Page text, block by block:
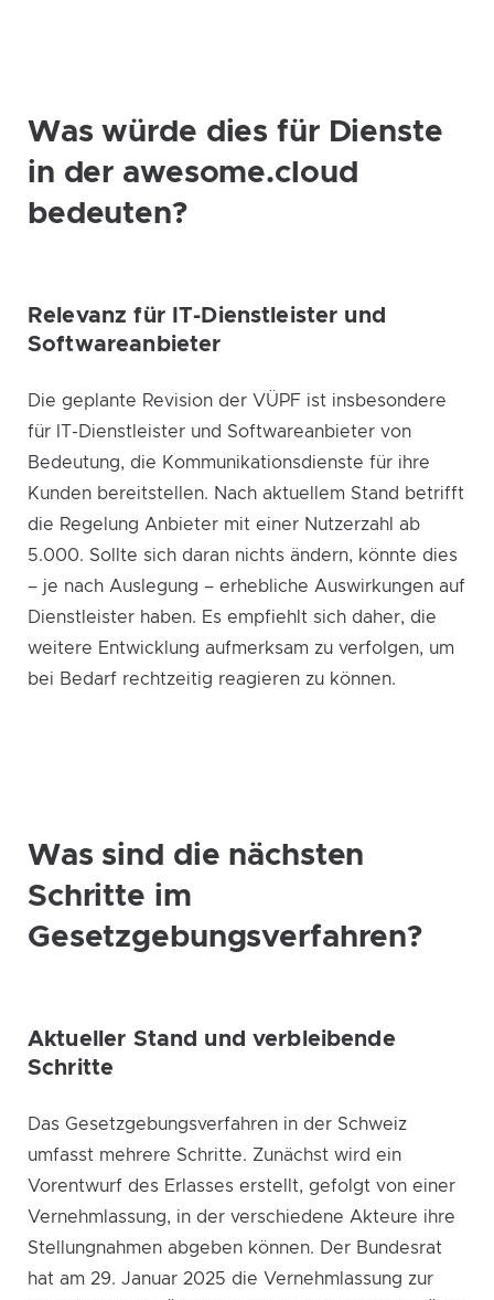
Was würde dies für Dienste
in der awesome.cloud
bedeuten?
Relevanz für IT-Dienstleister und
Softwareanbieter
Die geplante Revision der VÜPF ist insbesondere
für IT-Dienstleister und Softwareanbieter von
Bedeutung, die Kommunikationsdienste für ihre
Kunden bereitstellen. Nach aktuellem Stand betrifft
die Regelung Anbieter mit einer Nutzerzahl ab
5.000. Sollte sich daran nichts ändern, könnte dies
– je nach Auslegung – erhebliche Auswirkungen auf
Dienstleister haben. Es empfiehlt sich daher, die
weitere Entwicklung aufmerksam zu verfolgen, um
bei Bedarf rechtzeitig reagieren zu können.
Was sind die nächsten
Schritte im
Gesetzgebungsverfahren?
Aktueller Stand und verbleibende
Schritte
Das Gesetzgebungsverfahren in der Schweiz
umfasst mehrere Schritte. Zunächst wird ein
Vorentwurf des Erlasses erstellt, gefolgt von einer
Vernehmlassung, in der verschiedene Akteure ihre
Stellungnahmen abgeben können. Der Bundesrat
hat am 29. Januar 2025 die Vernehmlassung zur